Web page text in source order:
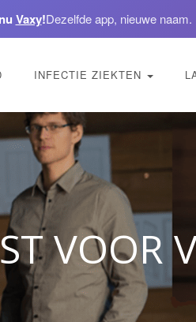
Vaxy!Dezelfde app, nieuwe naam.
INFECTIE ZIEKTEN
VOOR